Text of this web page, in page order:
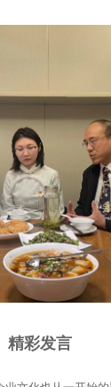
精彩发言